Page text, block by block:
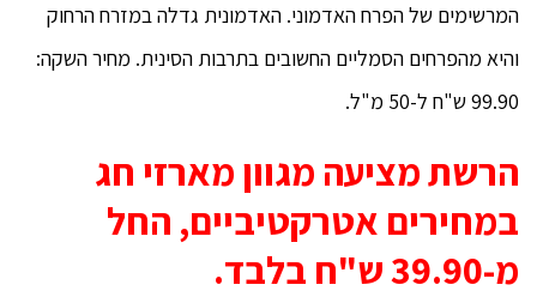
המרשימים של הפרח האדמוני. האדמונית גדלה במזרח הרחוק
והיא מהפרחים הסמליים החשובים בתרבות הסינית. מחיר השקה:
99.90 ש"ח ל-50 מ"ל.
הרשת מציעה מגוון מארזי חג
במחירים אטרקטיביים, החל
מ-39.90 ש"ח בלבד.